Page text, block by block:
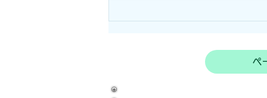
ビニールハウス張り替え！
ペ